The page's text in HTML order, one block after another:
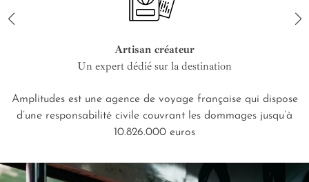
Artisan créateur
Un expert dédié sur la destination
Amplitudes est une agence de voyage française qui dispose
d’une responsabilité civile couvrant les dommages jusqu’à
10.826.000 euros